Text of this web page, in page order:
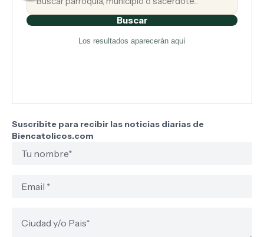
Buscar
Los resultados aparecerán aquí
Suscribite para recibir las noticias diarias de
Biencatolicos.com